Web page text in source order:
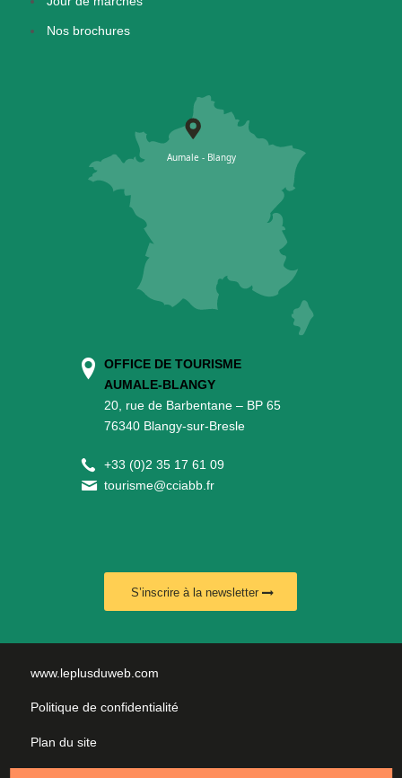
Nos brochures
OFFICE DE TOURISME
AUMALE-BLANGY
20, rue de Barbentane – BP 65
76340 Blangy-sur-Bresle
+33 (0)2 35 17 61 09
tourisme@cciabb.fr
S’inscrire à la newsletter
www.leplusduweb.com
Politique de confidentialité
Plan du site